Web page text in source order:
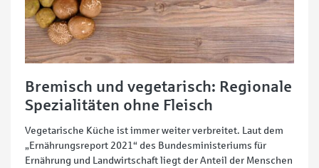
Bremisch und vegetarisch: Regionale
Spezialitäten ohne Fleisch
Vegetarische Küche ist immer weiter verbreitet. Laut dem
„Ernährungsreport 2021“ des Bundesministeriums für
Ernährung und Landwirtschaft liegt der Anteil der Menschen